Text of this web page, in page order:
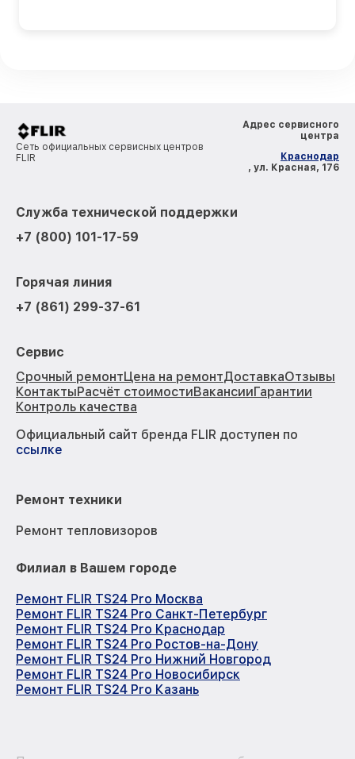
Сеть официальных сервисных центров
FLIR
Адрес сервисного
центра
Краснодар
, ул. Красная, 176
Служба технической поддержки
+7 (800) 101-17-59
Горячая линия
+7 (861) 299-37-61
Сервис
Срочный ремонтЦена на ремонтДоставкаОтзывы
КонтактыРасчёт стоимостиВакансииГарантии
Контроль качества
Официальный сайт бренда FLIR доступен по
ссылке
Ремонт техники
Ремонт тепловизоров
Филиал в Вашем городе
Ремонт FLIR TS24 Pro Москва
Ремонт FLIR TS24 Pro Санкт-Петербург
Ремонт FLIR TS24 Pro Краснодар
Ремонт FLIR TS24 Pro Ростов-на-Дону
Ремонт FLIR TS24 Pro Нижний Новгород
Ремонт FLIR TS24 Pro Новосибирск
Ремонт FLIR TS24 Pro Казань